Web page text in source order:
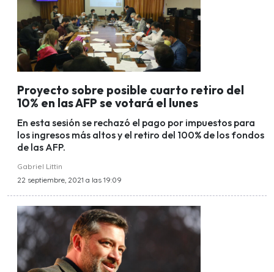
Proyecto sobre posible cuarto retiro del
10% en las AFP se votará el lunes
En esta sesión se rechazó el pago por impuestos para
los ingresos más altos y el retiro del 100% de los fondos
de las AFP.
Gabriel Littin
22 septiembre, 2021 a las 19:09